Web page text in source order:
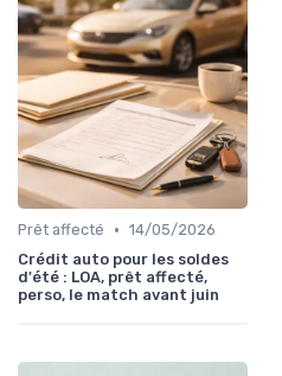
Prêt affecté • 14/05/2026
Crédit auto pour les soldes
d'été : LOA, prêt affecté,
perso, le match avant juin